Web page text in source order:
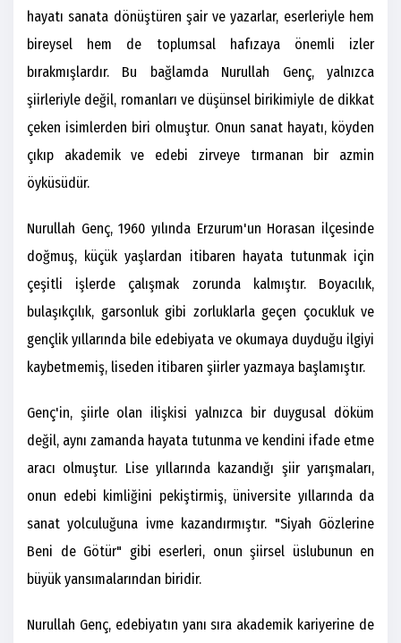
hayatı sanata dönüştüren şair ve yazarlar, eserleriyle hem
bireysel hem de toplumsal hafızaya önemli izler
bırakmışlardır. Bu bağlamda Nurullah Genç, yalnızca
şiirleriyle değil, romanları ve düşünsel birikimiyle de dikkat
çeken isimlerden biri olmuştur. Onun sanat hayatı, köyden
çıkıp akademik ve edebi zirveye tırmanan bir azmin
öyküsüdür.
Nurullah Genç, 1960 yılında Erzurum'un Horasan ilçesinde
doğmuş, küçük yaşlardan itibaren hayata tutunmak için
çeşitli işlerde çalışmak zorunda kalmıştır. Boyacılık,
bulaşıkçılık, garsonluk gibi zorluklarla geçen çocukluk ve
gençlik yıllarında bile edebiyata ve okumaya duyduğu ilgiyi
kaybetmemiş, liseden itibaren şiirler yazmaya başlamıştır.
Genç'in, şiirle olan ilişkisi yalnızca bir duygusal döküm
değil, aynı zamanda hayata tutunma ve kendini ifade etme
aracı olmuştur. Lise yıllarında kazandığı şiir yarışmaları,
onun edebi kimliğini pekiştirmiş, üniversite yıllarında da
sanat yolculuğuna ivme kazandırmıştır. "Siyah Gözlerine
Beni de Götür" gibi eserleri, onun şiirsel üslubunun en
büyük yansımalarından biridir.
Nurullah Genç, edebiyatın yanı sıra akademik kariyerine de